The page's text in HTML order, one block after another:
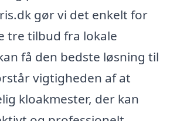
gør vi det enkelt for
tre tilbud fra lokale
få den bedste løsning til
vigtigheden af at
kloakmester, der kan